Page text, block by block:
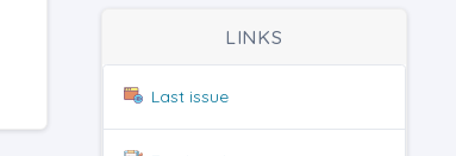
LINKS
Last issue